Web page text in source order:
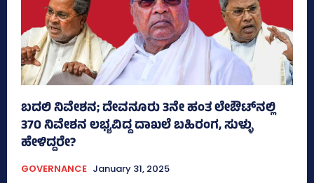
ಬದಲಿ ನಿವೇಶನ; ದೇವನೂರು 3ನೇ ಹಂತ ಲೇಔಟ್‌ನಲ್ಲಿ
370 ನಿವೇಶನ ಲಭ್ಯವಿದ್ದ ದಾಖಲೆ ಬಹಿರಂಗ, ಸುಳ್ಳು
ಹೇಳಿದ್ದರೇ?
GOVERNANCE January 31, 2025